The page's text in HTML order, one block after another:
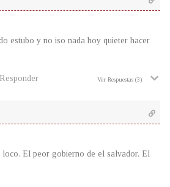
estubo y no iso nada hoy quieter hacer
Responder Ver Respuestas (3)
El peor gobierno de el salvador. El